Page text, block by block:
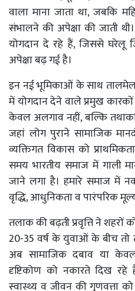
वाला माना जाता था, जबकि
संभालने की अपेक्षा की जाती
योगदान दे रहे हैं, जिससे घरेलू
अपेक्षा बढ़ गई है।
इन नई भूमिकाओं के साथ
में योगदान देने वाले प्रमुख
केवल अलगाव नहीं, बल्कि
जहां लोग पुराने सामाजिक
व्यक्तिगत विकास को
समय भारतीय समाज में गाली
जाने लगा है। हमारे समाज में
वृद्धि, आधुनिकता व पारंपरिक
तलाक की बढ़ती प्रवृत्ति ने
20-35 वर्ष के युवाओं के बीच
अब सामाजिक दबाव या
दृष्टिकोण को नकारते दिख
स्वास्थ्य व जीवन की गुणवत्ता